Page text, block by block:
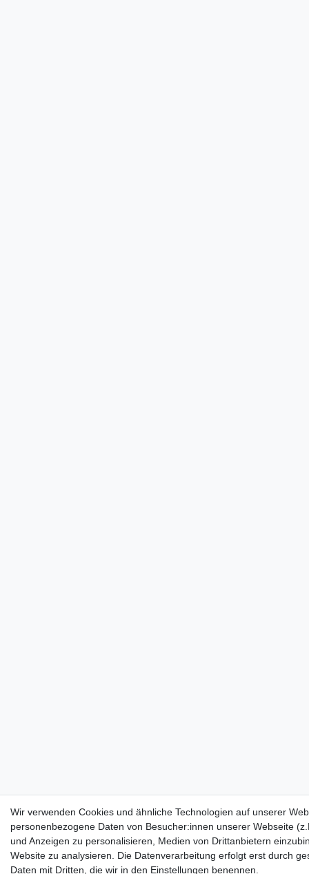
Wir verwenden Cookies und ähnliche Technologien auf unserer
personenbezogene Daten von Besucher:innen unserer Webseite
und Anzeigen zu personalisieren, Medien von Drittanbietern
Website zu analysieren. Die Datenverarbeitung erfolgt erst durch
Daten mit Dritten, die wir in den Einstellungen benennen.